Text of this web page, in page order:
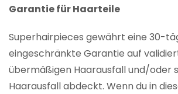
Garantie für Haarteile
Superhairpieces gewährt eine 30-
eingeschränkte Garantie auf
übermäßigen Haarausfall und/oder
Haarausfall abdeckt. Wenn du in